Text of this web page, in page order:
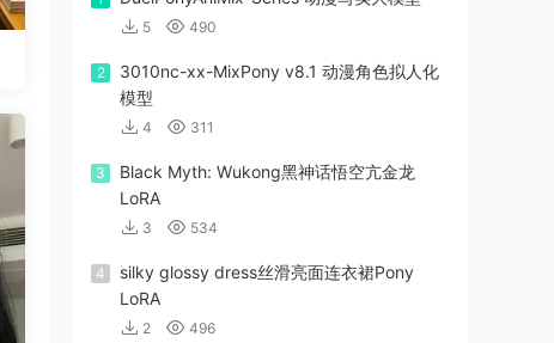
5 490
2
3010nc-xx-MixPony v8.1 动漫角色拟人化
模型
4 311
3
Black Myth: Wukong黑神话悟空亢金龙
LoRA
3 534
4
silky glossy dress丝滑亮面连衣裙Pony
LoRA
2 496